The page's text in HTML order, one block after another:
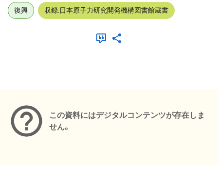
復興 収録:日本原子力研究開発機構図書館蔵書
この資料にはデジタルコンテンツが存在しま
せん。